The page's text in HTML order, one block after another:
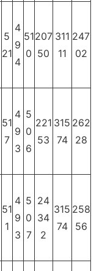
5
21
4
9
4
51
0
207
50
311
11
247
02
51
7
4
9
3
5
0
6
221
53
315
74
262
28
51
1
4
9
3
5
0
7
24
34
2
315
74
258
56